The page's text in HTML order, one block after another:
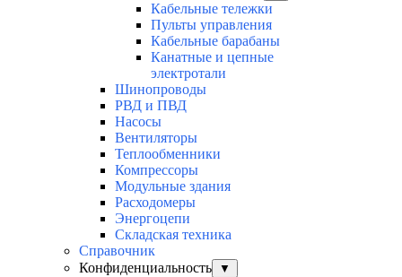
Кабельные тележки
Пульты управления
Кабельные барабаны
Канатные и цепные
электротали
Шинопроводы
РВД и ПВД
Насосы
Вентиляторы
Теплообменники
Компрессоры
Модульные здания
Расходомеры
Энергоцепи
Складская техника
Справочник
Конфиденциальность
▼